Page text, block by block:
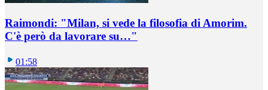
Raimondi: "Milan, si vede la filosofia di Amorim.
C'è però da lavorare su…"
01:58